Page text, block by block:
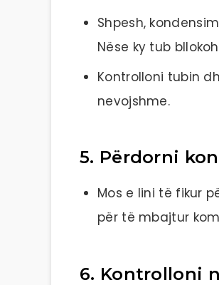
Shpesh,
Nëse ky tub
Kontrolloni tubin
nevojshme.
5. Përdorni
Mos e lini të fikur
për të mbajtur
6. Kontrolloni